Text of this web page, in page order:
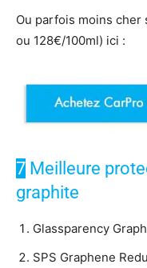
Ou parfois moins
ou 128€/100ml) ici :
7 Meilleure
graphite
Glassparency
SPS Graphene